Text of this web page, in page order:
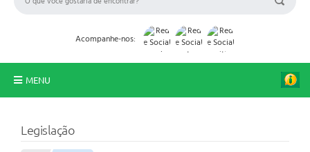
Acompanhe-nos:
MENU
Transparência
Legislação